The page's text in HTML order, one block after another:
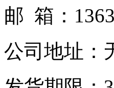
邮 箱：
公司地址：